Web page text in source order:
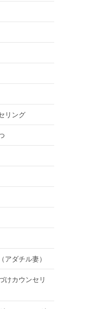
リング
アダチル妻）
けカウンセリ